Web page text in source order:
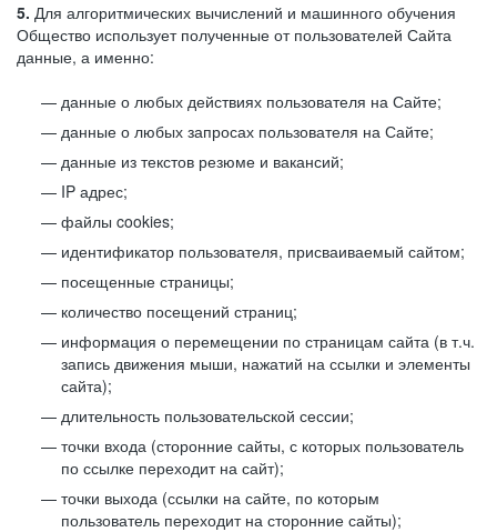
5. Для алгоритмических вычислений и машинного обучения
Общество использует полученные от пользователей Сайта
данные, а именно:
данные о любых действиях пользователя на Сайте;
данные о любых запросах пользователя на Сайте;
данные из текстов резюме и вакансий;
IP адрес;
файлы cookies;
идентификатор пользователя, присваиваемый сайтом;
посещенные страницы;
количество посещений страниц;
информация о перемещении по страницам сайта (в т.ч.
запись движения мыши, нажатий на ссылки и элементы
сайта);
длительность пользовательской сессии;
точки входа (сторонние сайты, с которых пользователь
по ссылке переходит на сайт);
точки выхода (ссылки на сайте, по которым
пользователь переходит на сторонние сайты);